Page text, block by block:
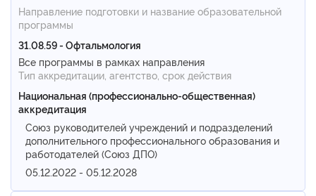
Направление подготовки и название образовательной
программы
31.08.59 - Офтальмология
Все программы в рамках направления
Тип аккредитации, агентство, срок действия
Национальная (профессионально-общественная)
аккредитация
Союз руководителей учреждений и подразделений
дополнительного профессионального образования и
работодателей (Союз ДПО)
05.12.2022 - 05.12.2028